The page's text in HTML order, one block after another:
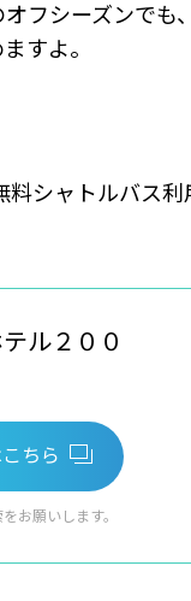
フシーズンでも
すよ。
シャトルバス利
ル２００
ちら
お願いします。